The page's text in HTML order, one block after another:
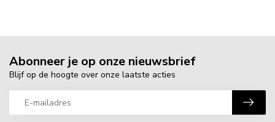
Abonneer je op onze nieuwsbrief
Blijf op de hoogte over onze laatste acties